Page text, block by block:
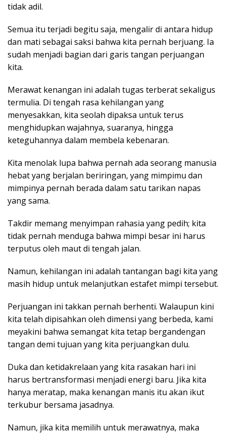
tidak adil.
Semua itu terjadi begitu saja, mengalir di antara hidup
dan mati sebagai saksi bahwa kita pernah berjuang. Ia
sudah menjadi bagian dari garis tangan perjuangan
kita.
Merawat kenangan ini adalah tugas terberat sekaligus
termulia. Di tengah rasa kehilangan yang
menyesakkan, kita seolah dipaksa untuk terus
menghidupkan wajahnya, suaranya, hingga
keteguhannya dalam membela kebenaran.
Kita menolak lupa bahwa pernah ada seorang manusia
hebat yang berjalan beriringan, yang mimpimu dan
mimpinya pernah berada dalam satu tarikan napas
yang sama.
Takdir memang menyimpan rahasia yang pedih; kita
tidak pernah menduga bahwa mimpi besar ini harus
terputus oleh maut di tengah jalan.
Namun, kehilangan ini adalah tantangan bagi kita yang
masih hidup untuk melanjutkan estafet mimpi tersebut.
Perjuangan ini takkan pernah berhenti. Walaupun kini
kita telah dipisahkan oleh dimensi yang berbeda, kami
meyakini bahwa semangat kita tetap bergandengan
tangan demi tujuan yang kita perjuangkan dulu.
Duka dan ketidakrelaan yang kita rasakan hari ini
harus bertransformasi menjadi energi baru. Jika kita
hanya meratap, maka kenangan manis itu akan ikut
terkubur bersama jasadnya.
Namun, jika kita memilih untuk merawatnya, maka